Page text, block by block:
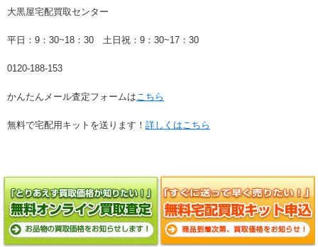
大黒屋宅配買取センター
平日：9：30~18：30 土日祝：9：30~17：30
0120-188-153
かんたんメール査定フォームはこちら
無料で宅配用キットを送ります！ 詳しくはこちら